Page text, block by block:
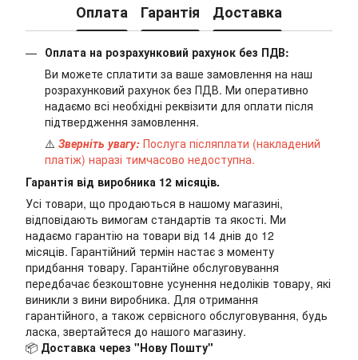
Оплата Гарантія Доставка
Оплата на розрахунковий рахунок без ПДВ:
Ви можете сплатити за ваше замовлення на наш
розрахунковий рахунок без ПДВ. Ми оперативно
надаємо всі необхідні реквізити для оплати після
підтвердження замовлення.
⚠️ Зверніть увагу: Послуга післяплати (накладений
платіж) наразі тимчасово недоступна.
Гарантія від виробника 12 місяців.
Усі товари, що продаються в нашому магазині,
відповідають вимогам стандартів та якості. Ми
надаємо гарантію на товари від 14 днів до 12
місяців. Гарантійний термін настає з моменту
придбання товару. Гарантійне обслуговування
передбачає безкоштовне усунення недоліків товару, які
виникли з вини виробника. Для отримання
гарантійного, а також сервісного обслуговування, будь
ласка, звертайтеся до нашого магазину.
📦 Доставка через "Нову Пошту"